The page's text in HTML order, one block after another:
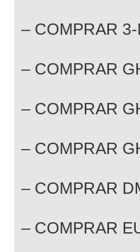
– COMPRAR
– COMPRAR
– COMPRAR
– COMPRAR
– COMPRAR
– COMPRAR